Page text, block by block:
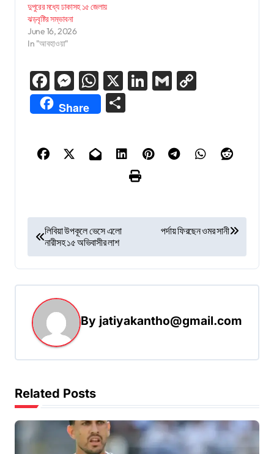
দুপুরের মধ্যে ঢাকাসহ ১৫ জেলায়
ঝড়বৃষ্টির সম্ভাবনা
June 16, 2026
In "আবহাওয়া"
Facebook
Messenger
WhatsApp
X LinkedIn
Gmail
Share
s
t
n
a
g
a
লিবিয়া উপকূলে ভেসে এলো
নারীসহ ১৫ অভিবাসীর লাশ
পর্দায় ফিরছেন ওমর সানী
By jatiyakantho@gmail.com
Related Posts